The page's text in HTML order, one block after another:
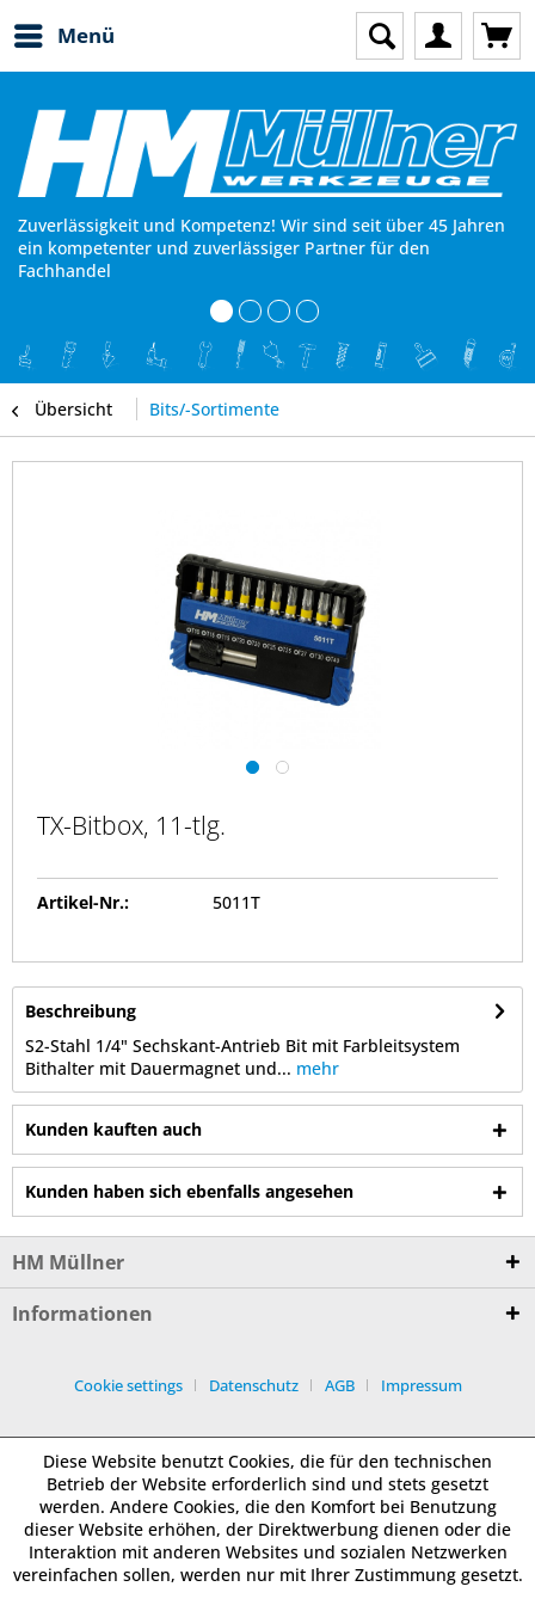
Menü
Zuverlässigkeit und Kompetenz! Wir sind seit über 45 Jahren
ein kompetenter und zuverlässiger Partner für den
Fachhandel
Übersicht Bits/-Sortimente
TX-Bitbox, 11-tlg.
Artikel-Nr.: 5011T
Beschreibung
S2-Stahl 1/4" Sechskant-Antrieb Bit mit Farbleitsystem
Bithalter mit Dauermagnet und... mehr
Kunden kauften auch
Kunden haben sich ebenfalls angesehen
HM Müllner
Informationen
Cookie settings Datenschutz AGB Impressum
Diese Website benutzt Cookies, die für den technischen
Betrieb der Website erforderlich sind und stets gesetzt
werden. Andere Cookies, die den Komfort bei Benutzung
dieser Website erhöhen, der Direktwerbung dienen oder die
Interaktion mit anderen Websites und sozialen Netzwerken
vereinfachen sollen, werden nur mit Ihrer Zustimmung gesetzt.